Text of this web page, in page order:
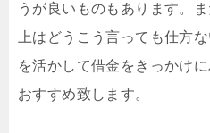
うが良いものもあります。
上はどうこう言っても仕方
を活かして借金をきっかけ
おすすめ致します。